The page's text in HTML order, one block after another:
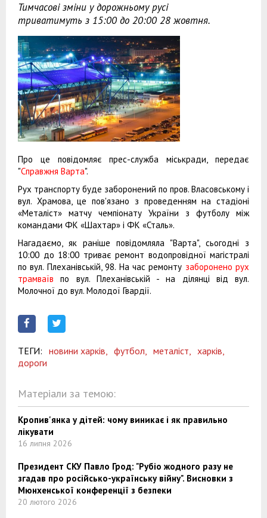
Тимчасові зміни у дорожньому русі
триватимуть з 15:00 до 20:00 28 жовтня.
Про це повідомляє прес-служба міськради, передає
"Справжня Варта".
Рух транспорту буде заборонений по пров. Власовському і
вул. Храмова, це пов'язано з проведенням на стадіоні
«Металіст» матчу чемпіонату України з футболу між
командами ФК «Шахтар» і ФК «Сталь».
Нагадаємо, як раніше повідомляла "Варта", сьогодні з
10:00 до 18:00 триває ремонт водопровідної магістралі
по вул. Плеханівській, 98. На час ремонту заборонено рух
трамваївпо вул. Плеханівській - на ділянці від вул.
Молочної до вул. Молодої Гвардії.
ТЕГИ: новини харків, футбол, металіст,
харків,
дороги
Матеріали за темою:
Кропив'янка у дітей: чому виникає і як правильно
лікувати
16 липня 2026
Президент СКУ Павло Грод: "Рубіо жодного разу не
згадав про російсько-українську війну". Висновки з
Мюнхенської конференції з безпеки
20 лютого 2026